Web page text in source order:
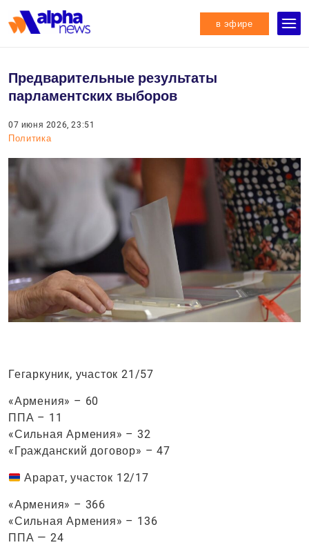
в эфире
Предварительные результаты
парламентских выборов
07 июня 2026, 23:51
Политика
Гегаркуник, участок 21/57
«Армения» – 60
ППА – 11
«Сильная Армения» – 32
«Гражданский договор» – 47
Арарат, участок 12/17
«Армения» – 366
«Сильная Армения» – 136
ППА — 24